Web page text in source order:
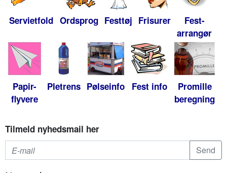
Servietfold Ordsprog Festtøj Frisurer
Fest-
arrangør
Papir-
flyvere
Pletrens Pølseinfo Fest info
Promille
beregning
Tilmeld nyhedsmail her